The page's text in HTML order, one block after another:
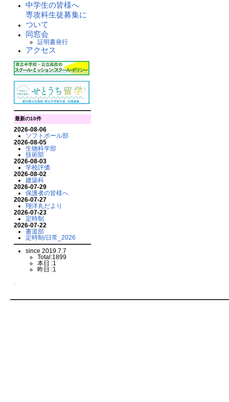
中学生の皆様へ
専攻科生徒募集に
ついて
同窓会
証明書発行
アクセス
最新の10件
2026-08-06
ソフトボール部
2026-08-05
生物科学部
技術部
2026-08-03
学校評価
2026-08-02
建築科
2026-07-29
保護者の皆様へ
2026-07-27
翔洋丸だより
2026-07-23
定時制
2026-07-22
書道部
定時制/日常_2026
since 2019.7.7
Total:1899
本日 :1
昨日 :1